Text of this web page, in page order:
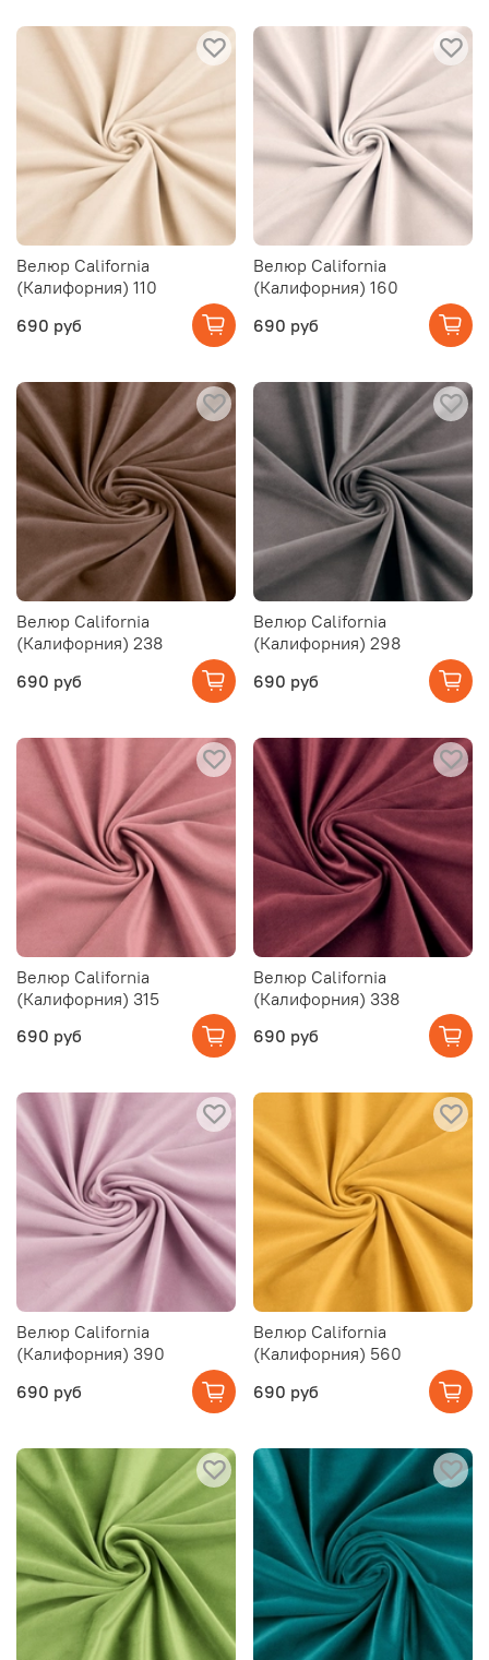
Велюр California
(Калифорния) 110
690 руб
Велюр California
(Калифорния) 160
690 руб
Велюр California
(Калифорния) 238
690 руб
Велюр California
(Калифорния) 298
690 руб
Велюр California
(Калифорния) 315
690 руб
Велюр California
(Калифорния) 338
690 руб
Велюр California
(Калифорния) 390
690 руб
Велюр California
(Калифорния) 560
690 руб